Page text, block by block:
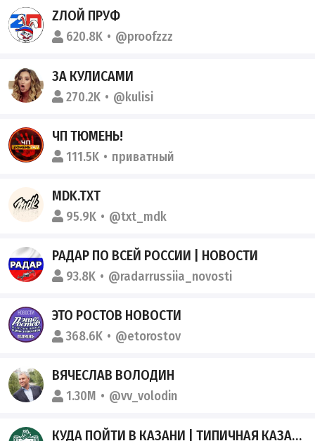
ZЛОЙ ПРУФ️
620.8K @proofzzz
ЗА КУЛИСАМИ
270.2K @kulisi
ЧП ТЮМЕНЬ!
111.5K приватный
MDK.TXT
95.9K @txt_mdk
РАДАР ПО ВСЕЙ РОССИИ | НОВОСТИ
93.8K @radarrussiia_novosti
ЭТО РОСТОВ НОВОСТИ
368.6K @etorostov
ВЯЧЕСЛАВ ВОЛОДИН
1.30M @vv_volodin
КУДА ПОЙТИ В КАЗАНИ | ТИПИЧНАЯ КАЗАНЬ